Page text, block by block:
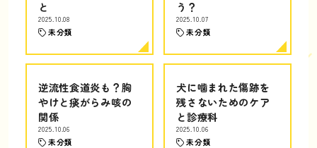
と
2025.10.08
未分類
う？
2025.10.07
未分類
逆流性食道炎も？胸
やけと痰がらみ咳の
関係
2025.10.06
未分類
犬に噛まれた傷跡を
残さないためのケア
と診療科
2025.10.06
未分類